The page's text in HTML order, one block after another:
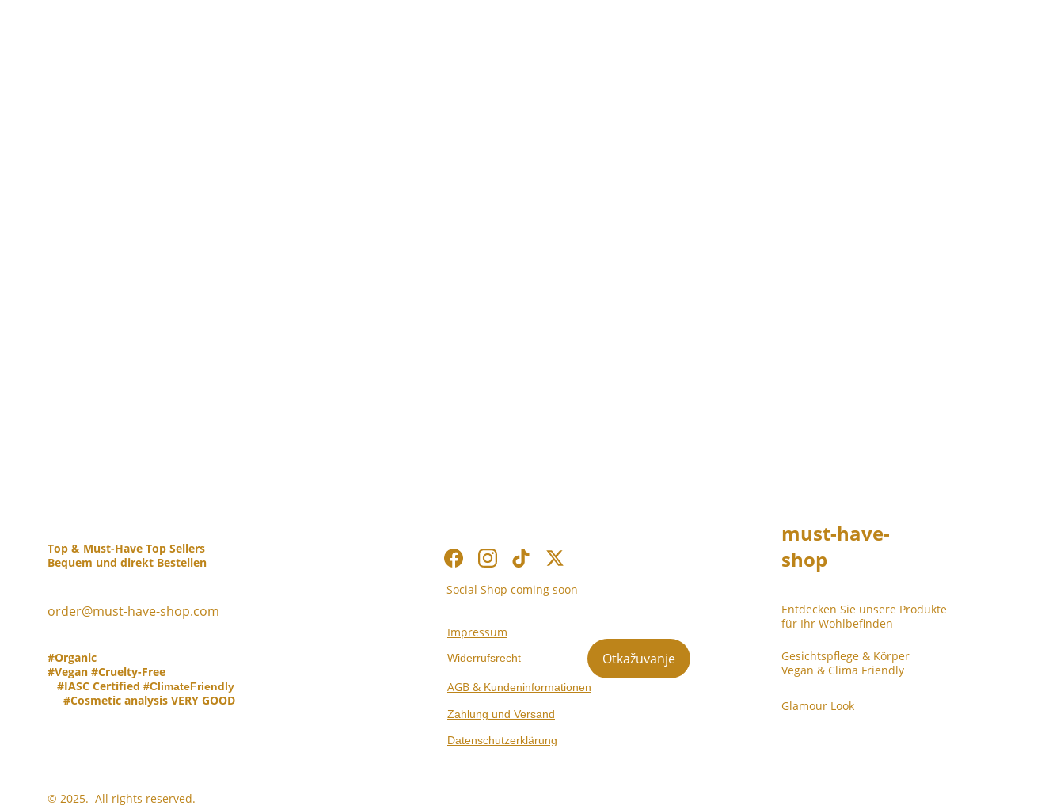
Top & Must-Have Top Sellers
Bequem und direkt Bestellen
order@must-have-shop.com
© 2025.  All rights reserved.
Entdecken Sie unsere Produkte
für Ihr Wohlbefinden
must-have-
shop
Gesichtspflege & Körper
Glamour Look
Vegan & Clima Friendly
AGB & Kundeninformationen
Zahlung und Versand
Widerrufsrecht
Impressum
Datenschutzerklärung
Social Shop coming soon
#Organic
#Vegan #Cruelty-Free
   #IASC Certified
#ClimateFriendly
     #Cosmetic analysis VERY GOOD
Otkažuvanje